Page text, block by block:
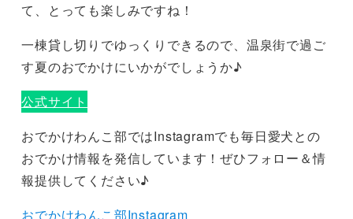
て、とっても楽しみですね！
一棟貸し切りでゆっくりできるので、温泉街で過ご
す夏のおでかけにいかがでしょうか♪
公式サイト
おでかけわんこ部ではInstagramでも毎日愛犬との
おでかけ情報を発信しています！ぜひフォロー＆情
報提供してください♪
おでかけわんこ部Instagram